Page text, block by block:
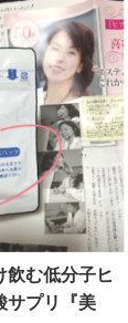
飲む低分子ヒ
サプリ『美